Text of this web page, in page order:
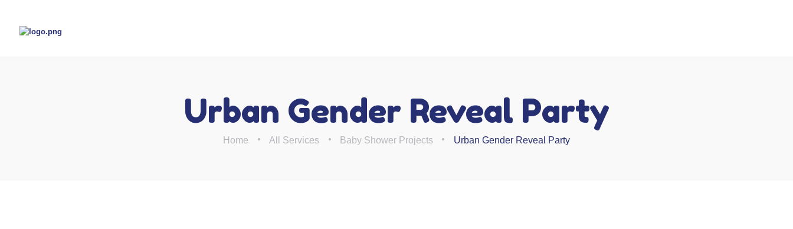
Urban Gender Reveal Party
Home All Services Baby Shower Projects Urban Gender Reveal Party